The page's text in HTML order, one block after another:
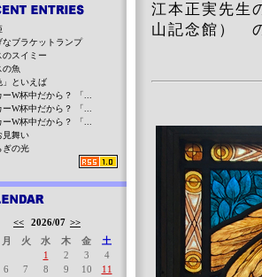
江本正実先生
山記念館）
なブラケットランプ
のスイミー
の魚
」といえば
W杯中だから？ 「...
W杯中だから？ 「...
W杯中だから？ 「...
見舞い
ぎの光
<< 2026/07 >>
月 火 水 木 金
土
1
2 3
4
6 7 8 9 10
11